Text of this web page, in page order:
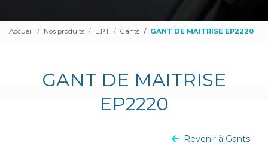
Accueil Nos produits E.P.I. Gants GANT DE MAITRISE EP2220
GANT DE MAITRISE
EP2220
Revenir à Gants